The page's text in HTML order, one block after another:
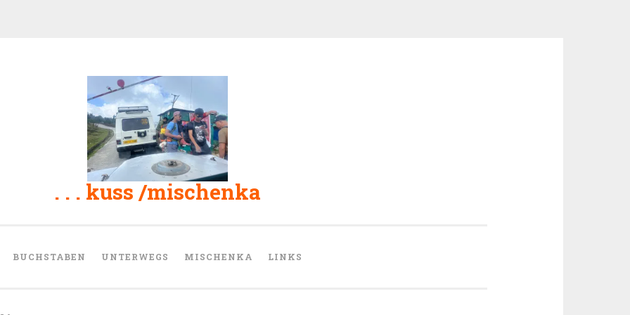
. . . kuss /mischenka
BUCHSTABEN UNTERWEGS MISCHENKA LINKS